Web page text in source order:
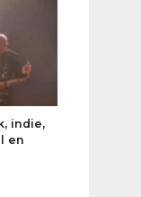
indie,
en